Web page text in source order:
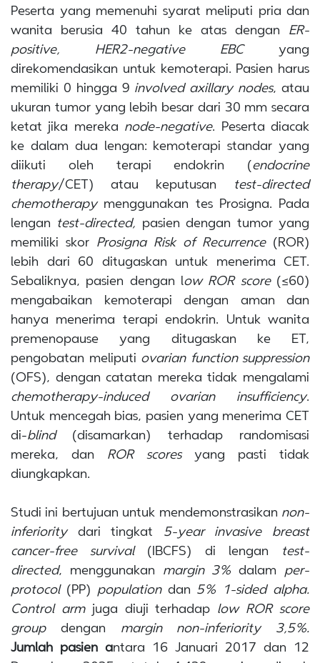
Peserta yang memenuhi syarat meliputi pria dan
wanita berusia 40 tahun ke atas dengan ER-
positive, HER2-negative EBCyang
direkomendasikan untuk kemoterapi. Pasien harus
memiliki 0 hingga 9 involved axillary nodes, atau
ukuran tumor yang lebih besar dari 30 mm secara
ketat jika mereka node-negative. Peserta diacak
ke dalam dua lengan: kemoterapi standar yang
diikuti oleh terapi endokrin (endocrine
therapy/CET) atau keputusan test-directed
chemotherapy menggunakan tes Prosigna. Pada
lengan test-directed, pasien dengan tumor yang
memiliki skor Prosigna Risk of Recurrence(ROR)
lebih dari 60 ditugaskan untuk menerima CET.
Sebaliknya, pasien dengan low ROR score(≤60)
mengabaikan kemoterapi dengan aman dan
hanya menerima terapi endokrin. Untuk wanita
premenopause yang ditugaskan ke ET,
pengobatan meliputi ovarian function suppression
(OFS), dengan catatan mereka tidak mengalami
chemotherapy-induced ovarian insufficiency.
Untuk mencegah bias, pasien yang menerima CET
di-blind (disamarkan) terhadap randomisasi
mereka, dan ROR scores yang pasti tidak
diungkapkan.
Studi ini bertujuan untuk mendemonstrasikan non-
inferioritydari tingkat 5-year invasive breast
cancer-free survival (IBCFS) di lengan test-
directed, menggunakan margin 3% dalam per-
protocol(PP) population dan 5% 1-sided alpha.
Control armjuga diuji terhadap low ROR score
groupdengan margin non-inferiority 3,5%.
Jumlah pasien antara 16 Januari 2017 dan 12